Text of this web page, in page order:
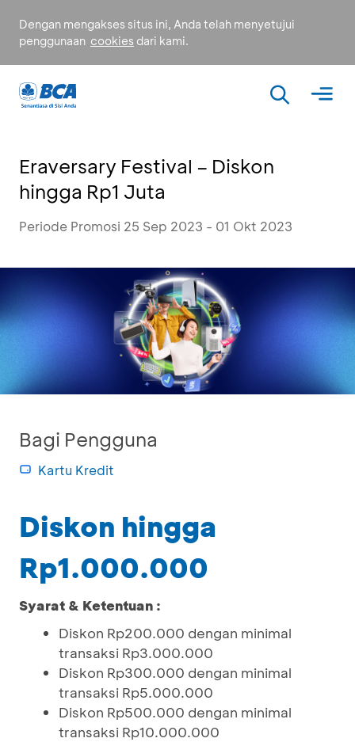
Dengan mengakses situs ini, Anda telah menyetujui
penggunaan cookies dari kami.
Eraversary Festival – Diskon
hingga Rp1 Juta
Periode Promosi 25 Sep 2023 - 01 Okt 2023
Bagi Pengguna
Kartu Kredit
Diskon hingga
Rp1.000.000
Syarat & Ketentuan :
Diskon Rp200.000 dengan minimal
transaksi Rp3.000.000
Diskon Rp300.000 dengan minimal
transaksi Rp5.000.000
Diskon Rp500.000 dengan minimal
transaksi Rp10.000.000